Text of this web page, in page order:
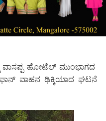
ವಾಸಪ್ಪ ಹೋಟೆಲ್ ಮುಂಭಾಗದ
ವಾಹನ ಢಿಕ್ಕಿಯಾದ ಘಟನೆ